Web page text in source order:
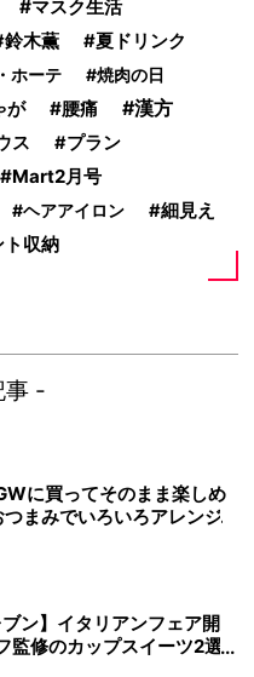
マスク生活
鈴木薫 夏ドリンク
ホーテ 焼肉の日
が 腰痛 漢方
ス
プラン
Mart2月号
ヘアアイロン 細見え
ト収納
事 -
に買ってそのまま楽しめ
まみでいろいろアレンジ
ブン】イタリアンフェア開
監修のカップスイーツ2選